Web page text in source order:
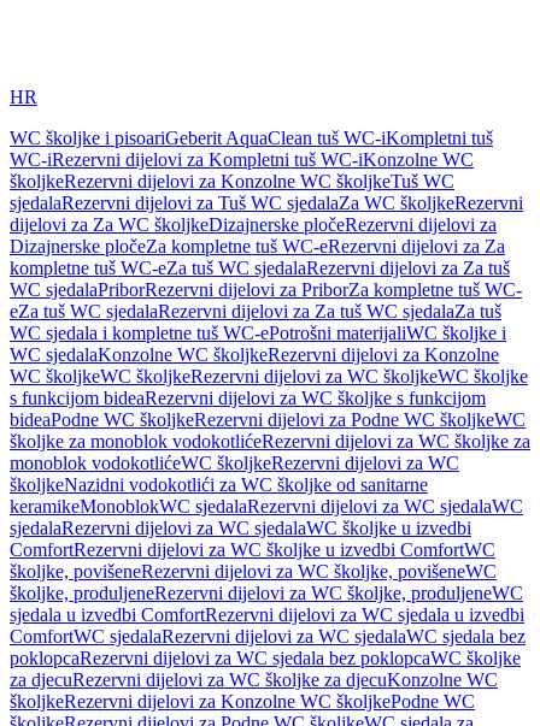
HR
WC školjke i pisoariGeberit AquaClean tuš WC-iKompletni tuš
WC-iRezervni dijelovi za Kompletni tuš WC-iKonzolne WC
školjkeRezervni dijelovi za Konzolne WC školjkeTuš WC
sjedalaRezervni dijelovi za Tuš WC sjedalaZa WC školjkeRezervni
dijelovi za Za WC školjkeDizajnerske pločeRezervni dijelovi za
Dizajnerske pločeZa kompletne tuš WC-eRezervni dijelovi za Za
kompletne tuš WC-eZa tuš WC sjedalaRezervni dijelovi za Za tuš
WC sjedalaPriborRezervni dijelovi za PriborZa kompletne tuš WC-
eZa tuš WC sjedalaRezervni dijelovi za Za tuš WC sjedalaZa tuš
WC sjedala i kompletne tuš WC-ePotrošni materijaliWC školjke i
WC sjedalaKonzolne WC školjkeRezervni dijelovi za Konzolne
WC školjkeWC školjkeRezervni dijelovi za WC školjkeWC školjke
s funkcijom bideaRezervni dijelovi za WC školjke s funkcijom
bideaPodne WC školjkeRezervni dijelovi za Podne WC školjkeWC
školjke za monoblok vodokotlićeRezervni dijelovi za WC školjke za
monoblok vodokotlićeWC školjkeRezervni dijelovi za WC
školjkeNazidni vodokotlići za WC školjke od sanitarne
keramikeMonoblokWC sjedalaRezervni dijelovi za WC sjedalaWC
sjedalaRezervni dijelovi za WC sjedalaWC školjke u izvedbi
ComfortRezervni dijelovi za WC školjke u izvedbi ComfortWC
školjke, povišeneRezervni dijelovi za WC školjke, povišeneWC
školjke, produljeneRezervni dijelovi za WC školjke, produljeneWC
sjedala u izvedbi ComfortRezervni dijelovi za WC sjedala u izvedbi
ComfortWC sjedalaRezervni dijelovi za WC sjedalaWC sjedala bez
poklopcaRezervni dijelovi za WC sjedala bez poklopcaWC školjke
za djecuRezervni dijelovi za WC školjke za djecuKonzolne WC
školjkeRezervni dijelovi za Konzolne WC školjkePodne WC